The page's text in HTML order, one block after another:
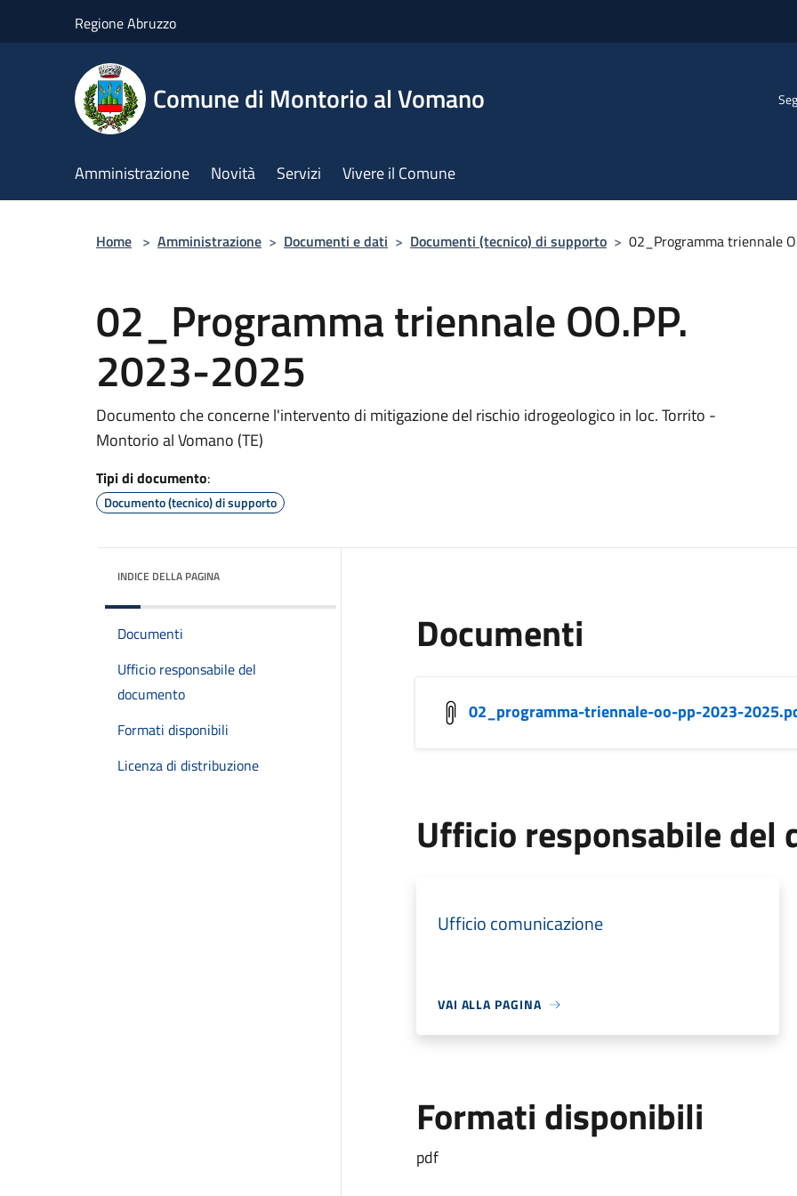
Regione Abruzzo
Comune di Montorio al Vomano
Amministrazione Novità Servizi Vivere il Comune
Home > Amministrazione > Documenti e dati > Documenti (tecnico) di supporto > 02_Programma triennale
02_Programma triennale OO.PP.
2023-2025
Documento che concerne l'intervento di mitigazione del rischio idrogeologico in loc. Torrito -
Montorio al Vomano (TE)
Tipi di documento:
Documento (tecnico) di supporto
INDICE DELLA PAGINA
Documenti
Ufficio responsabile del
documento
Formati disponibili
Licenza di distribuzione
Documenti
02_programma-triennale-oo-pp-2023-
Ufficio responsabile del
Ufficio comunicazione
VAI ALLA PAGINA
Formati disponibili
pdf